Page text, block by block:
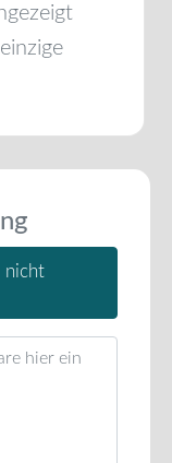
nicht